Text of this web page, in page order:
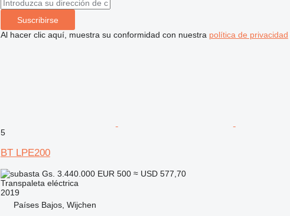
Suscribirse
Al hacer clic aquí, muestra su conformidad con nuestra política de privacidad
5
BT LPE200
Gs. 3.440.000 EUR 500 ≈ USD 577,70
Transpaleta eléctrica
2019
Países Bajos, Wijchen